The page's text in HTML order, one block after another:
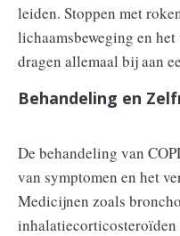
leiden. Stoppen met
lichaamsbeweging en
dragen allemaal bij aan
Behandeling en
De behandeling van
van symptomen en het
Medicijnen zoals
inhalatiecorticosteroïden